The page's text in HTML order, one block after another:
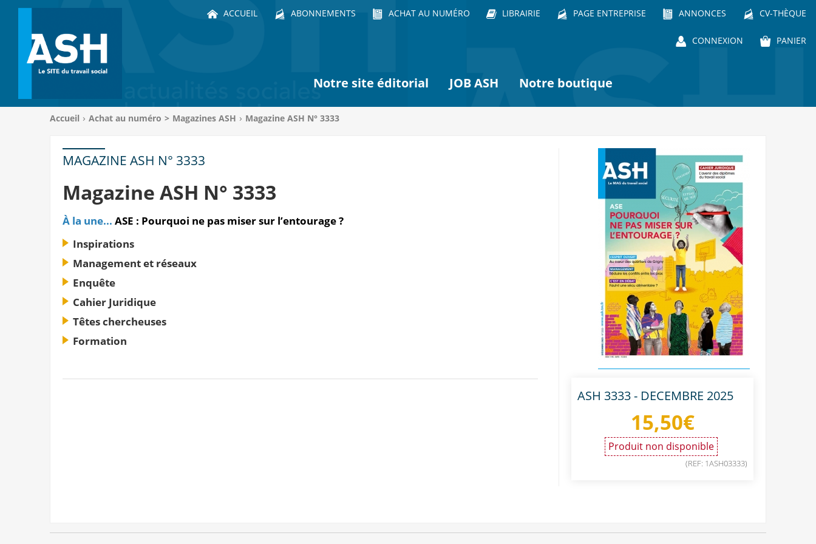
ACCUEIL ABONNEMENTS ACHAT AU NUMÉRO LIBRAIRIE PAGE ENTREPRISE ANNONCES CV-THÈQUE
CONNEXION PANIER
Notre site éditorial JOB ASH Notre boutique
Vous
Accueil Achat au numéro > Magazines ASH Magazine ASH N° 3333
MAGAZINE ASH N° 3333
Magazine ASH N° 3333
À la une... ASE : Pourquoi ne pas miser sur l’entourage ?
Inspirations
Management et réseaux
Enquête
Cahier Juridique
Têtes chercheuses
Formation
ASH 3333 - DECEMBRE 2025
15,50€
Produit non disponible
(REF: 1ASH03333)